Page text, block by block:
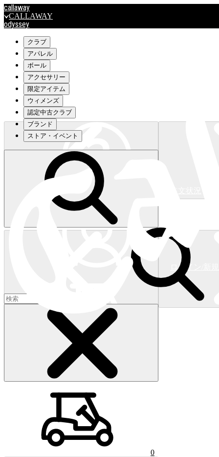
callaway
CALLAWAY
odyssey
travismathew
outlet
OUTLET
キャロウェイアパレルはこちら>>>
キャロウェイアパレルはこちら>>>
ログイン/新
ショッピングカート 0)
クラブ
アパレル
ボール
アクセサリー
限定アイテム
ウィメンズ
認定中古クラブ
ブランド
ストア・イベント
0